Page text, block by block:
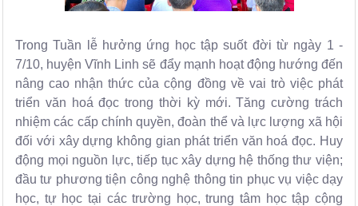
Trong Tuần lễ hưởng ứng học tập suốt đời từ ngày 1 -
7/10, huyện Vĩnh Linh sẽ đẩy mạnh hoạt động hướng đến
nâng cao nhận thức của cộng đồng về vai trò việc phát
triển văn hoá đọc trong thời kỳ mới. Tăng cường trách
nhiệm các cấp chính quyền, đoàn thể và lực lượng xã hội
đối với xây dựng không gian phát triển văn hoá đọc. Huy
động mọi nguồn lực, tiếp tục xây dựng hệ thống thư viện;
đầu tư phương tiện công nghệ thông tin phục vụ việc dạy
học, tự học tại các trường học, trung tâm học tập cộng